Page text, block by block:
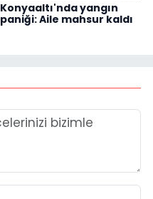
Konyaaltı'nda yangın
paniği: Aile mahsur kaldı